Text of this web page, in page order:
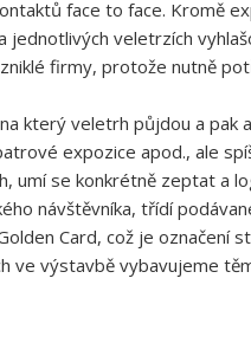
face to face. Kromě
veletrzích
firmy, protože nutně
který veletrh půjdou a pak
expozice apod., ale
se konkrétně zeptat a
návštěvníka, třídí
Card, což je označení
ve výstavbě vybavujeme